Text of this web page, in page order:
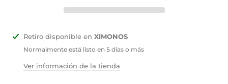
Retiro disponible en XIMONOS
Normalmente está listo en 5 días o más
Ver información de la tienda